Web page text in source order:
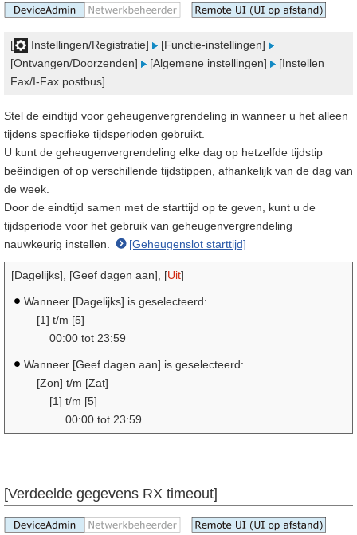
[ Instellingen/Registratie]
[Functie-instellingen]
[Ontvangen/Doorzenden]
[Algemene instellingen]
[Instellen
Fax/I-Fax postbus]
Stel de eindtijd voor geheugenvergrendeling in wanneer u het alleen
tijdens specifieke tijdsperioden gebruikt.
U kunt de geheugenvergrendeling elke dag op hetzelfde tijdstip
beëindigen of op verschillende tijdstippen, afhankelijk van de dag van
de week.
Door de eindtijd samen met de starttijd op te geven, kunt u de
tijdsperiode voor het gebruik van geheugenvergrendeling
nauwkeurig instellen.
[Geheugenslot starttijd]
[Dagelijks], [Geef dagen aan], [Uit]
Wanneer [Dagelijks] is geselecteerd:
[1] t/m [5]
00:00 tot 23:59
Wanneer [Geef dagen aan] is geselecteerd:
[Zon] t/m [Zat]
[1] t/m [5]
00:00 tot 23:59
[Verdeelde gegevens RX timeout]